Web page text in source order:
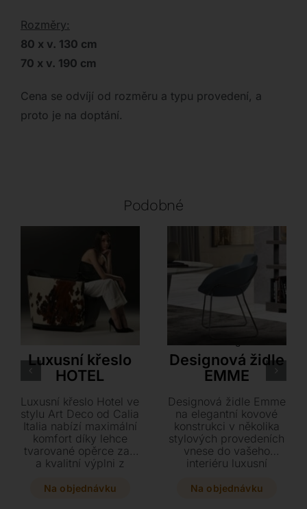
Rozměry:
80 x v. 130 cm
70 x v. 190 cm
Cena se odvíjí od rozměru a typu provedení, a
proto je na doptání.
Podobné
Luxusní křeslo
HOTEL
Luxusní křeslo Hotel ve
stylu Art Deco od Calia
Italia nabízí maximální
komfort díky lehce
tvarované opěrce zad
a kvalitní výplni z
Vyberte si z bohaté
Na objednávku
Designová židle
EMME
Designová židle Emme
na elegantní kovové
konstrukci v několika
stylových provedeních
vnese do vašeho
interiéru luxusní
látky. Tento precizně
Na objednávku